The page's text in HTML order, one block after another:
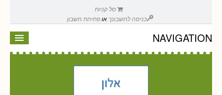
סל קניות
כניסה לחשבונך אופתיחת חשבון
NAVIGATION